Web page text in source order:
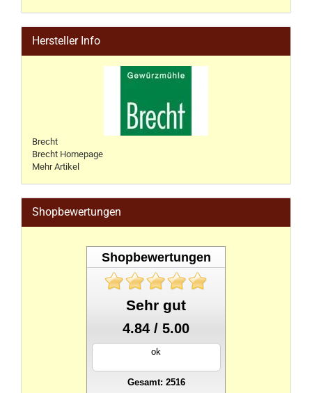
Hersteller Info
Brecht
Brecht Homepage
Mehr Artikel
Shopbewertungen
Shopbewertungen
Sehr gut
4.84 / 5.00
ok
Gesamt: 2516